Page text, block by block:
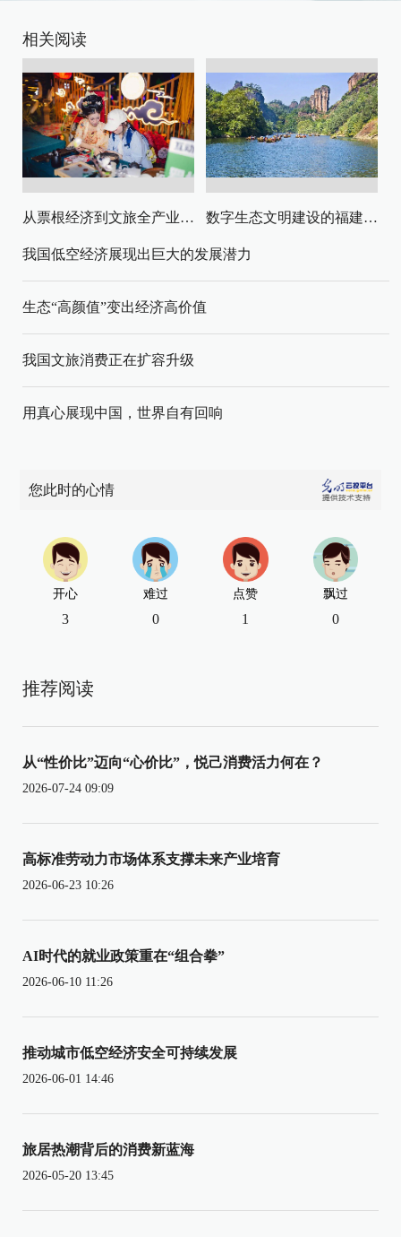
相关阅读
从票根经济到文旅全产业链升级 数字生态文明建设的福建路径与启示
我国低空经济展现出巨大的发展潜力
生态“高颜值”变出经济高价值
我国文旅消费正在扩容升级
用真心展现中国，世界自有回响
您此时的心情
开心
3
难过
0
点赞
1
飘过
0
推荐阅读
从“性价比”迈向“心价比”，悦己消费活力何在？
2026-07-24 09:09
高标准劳动力市场体系支撑未来产业培育
2026-06-23 10:26
AI时代的就业政策重在“组合拳”
2026-06-10 11:26
推动城市低空经济安全可持续发展
2026-06-01 14:46
旅居热潮背后的消费新蓝海
2026-05-20 13:45